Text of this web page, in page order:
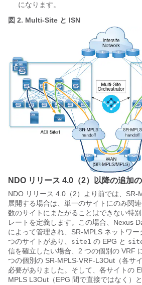
になります。
図 2. Multi-Site と ISN
NDO リリース 4.0（2）以降の追加
NDO リリース 4.0（2）より前では、SR-
展開する場合は、単一のサイトにのみ関
数のサイトにまたがることはできない特
レートを定義します。この場合、Nexus
によって管理され、SR-MPLS ネットワ
つのサイトがあり、 site1 の EPG と
信を確立したい場合、2 つの個別の VRF
つの個別の SR-MPLS-VRF-L3Out（各サ
必要がありました。そして、各サイトの
MPLS L3Out（EPG 間で直接ではなく）